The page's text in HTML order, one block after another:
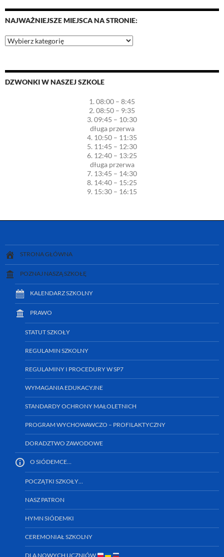
NAJWAŻNIEJSZE MIEJSCA NA STRONIE:
Najważniejsze
miejsca
DZWONKI W NASZEJ SZKOLE
1. 08:00 – 8:45
2. 08:50 – 9:35
3. 09:45 – 10:30
długa przerwa
4. 10:50 – 11:35
5. 11:45 – 12:30
6. 12:40 – 13:25
długa przerwa
7. 13:45 – 14:30
8. 14:40 – 15:25
9. 15:30 – 16:15
STRONA GŁÓWNA
POZNAJ NASZĄ SZKOŁĘ
KALENDARZ SZKOLNY
PRAWO
STATUT SZKOŁY
REGULAMIN SZKOLNY
REGULAMINY I PROCEDURY W SP7
WYMAGANIA EDUKACYJNE
STANDARDY OCHRONY MAŁOLETNICH
PROGRAM WYCHOWAWCZO – PROFILAKTYCZNY
DORADZTWO ZAWODOWE
O SIÓDEMCE…
POCZĄTKI SZKOŁY…
NASZ PATRON
HYMN SIÓDEMKI
CEREMONIAŁ SZKOLNY
DLA NOWYCH UCZNIÓW